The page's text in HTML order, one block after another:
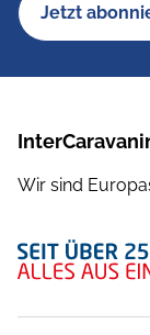
Jetzt
Wir sind